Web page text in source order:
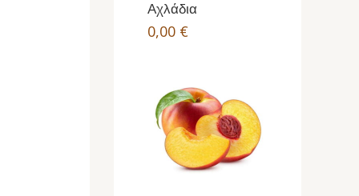
Αχλάδια
0,00 €